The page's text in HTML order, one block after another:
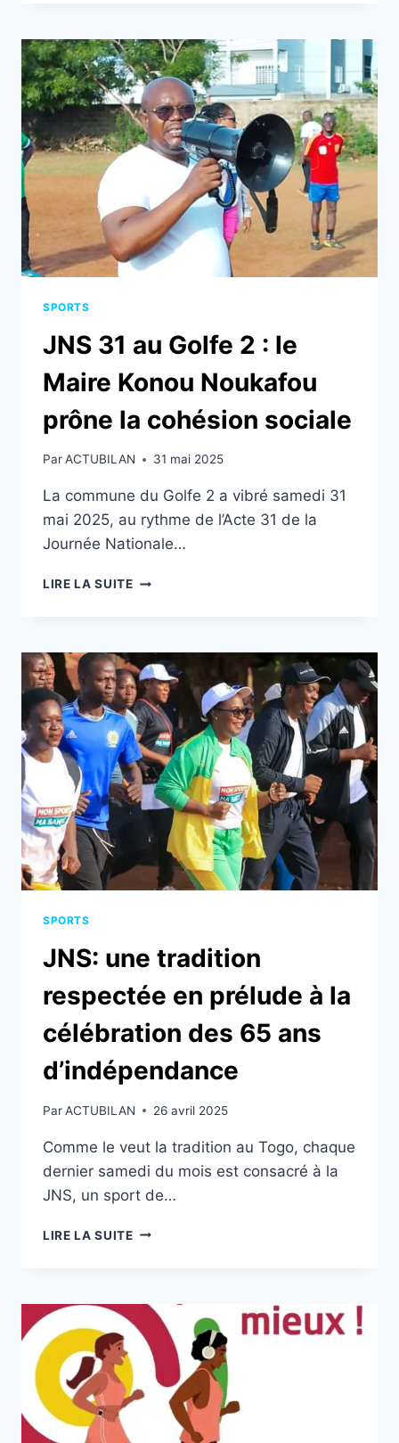
LOMÉ
EN
MOUVEMENT
POUR
LA
SANTÉ
ET
COHÉSION
SPORTS
JNS 31 au Golfe 2 : le
Maire Konou Noukafou
prône la cohésion sociale
ParACTUBILAN 31 mai 2025
La commune du Golfe 2 a vibré samedi 31
mai 2025, au rythme de l’Acte 31 de la
Journée Nationale…
LIRE LA SUITEJNS
2
:
LE
MAIRE
KONOU
NOUKAFOU
PRÔNE
LA
COHÉSION
SOCIALE
SPORTS
JNS: une tradition
respectée en prélude à la
célébration des 65 ans
d’indépendance
ParACTUBILAN 26 avril 2025
Comme le veut la tradition au Togo, chaque
dernier samedi du mois est consacré à la
JNS, un sport de…
LIRE LA SUITEJNS:
EN
PRÉLUDE
LA
CÉLÉBRATION
DES